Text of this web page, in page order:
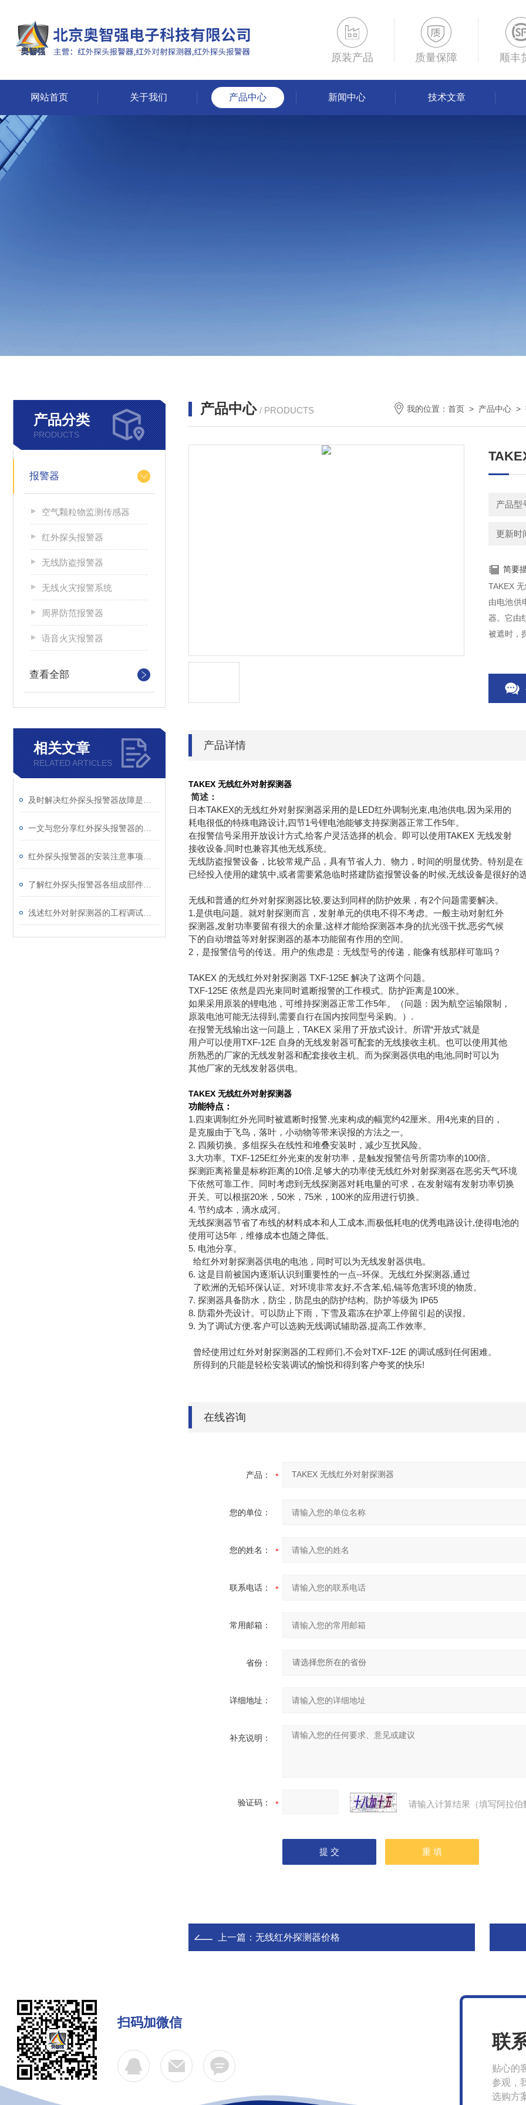
原装产品 质量保障 顺丰
网站首页 关于我们 产品中心 新闻中心 技术文章
产品分类
PRODUCTS
报警器
空气颗粒物监测传感器
红外探头报警器
无线防盗报警器
无线火灾报警系统
周界防范报警器
语音火灾报警器
查看全部
相关文章
RELATED ARTICLES
产品中心 / PRODUCTS 我的位置： 首页 > 产品中心 >
产品型
更新时
简要
TAKEX
由电池供
器。它由
被遮时，
产品详情
TAKEX 无线红外对射探测器
简述：
日本TAKEX的无线红外对射探测器采用的是LED红外调制光束,电池供电.因为采用的
耗电很低的特殊电路设计,四节1号锂电池能够支持探测器正常工作5年。
在报警信号采用开放设计方式,给客户灵活选择的机会。即可以使用TAKEX 无线发射
接收设备,同时也兼容其他无线系统。
无线防盗报警设备，比较常规产品，具有节省人力、物力，时间的明显优势。特别是在
已经投入使用的建筑中,或者需要紧急临时搭建防盗报警设备的时候,无线设备是很好的
无线和普通的红外对射探测器比较,要达到同样的防护效果，有2个问题需要解决。
1.是供电问题。就对射探测而言，发射单元的供电不得不考虑。一般主动对射红外
探测器,发射功率要留有很大的余量,这样才能给探测器本身的抗光强干扰,恶劣气候
下的自动增益等对射探测器的基本功能留有作用的空间。
2，是报警信号的传送。用户的焦虑是：无线型号的传递，能像有线那样可靠吗？
TAKEX 的无线红外对射探测器 TXF-125E 解决了这两个问题。
TXF-125E 依然是四光束同时遮断报警的工作模式。防护距离是100米。
如果采用原装的锂电池，可维持探测器正常工作5年。（问题：因为航空运输限制，
原装电池可能无法得到,需要自行在国内按同型号采购。）.
在报警无线输出这一问题上，TAKEX 采用了开放式设计。所谓“开放式"就是
用户可以使用TXF-12E 自身的无线发射器可配套的无线接收主机。也可以使用其他
所熟悉的厂家的无线发射器和配套接收主机。而为探测器供电的电池,同时可以为
其他厂家的无线发射器供电。
TAKEX 无线红外对射探测器
功能特点：
1.四束调制红外光同时被遮断时报警.光束构成的幅宽约42厘米。用4光束的目的，
是克服由于飞鸟，落叶，小动物等带来误报的方法之一。
2. 四频切换。多组探头在线性和堆叠安装时，减少互扰风险。
3.大功率。TXF-125E红外光束的发射功率，是触发报警信号所需功率的100倍。
探测距离裕量是标称距离的10倍.足够大的功率使无线红外对射探测器在恶劣天气环境
下依然可靠工作。同时考虑到无线探测器对耗电量的可求，在发射端有发射功率切换
开关。可以根据20米，50米，75米，100米的应用进行切换。
4. 节约成本，滴水成河。
无线探测器节省了布线的材料成本和人工成本,而极低耗电的优秀电路设计,使得电池的
使用可达5年，维修成本也随之降低。
5. 电池分享。
给红外对射探测器供电的电池，同时可以为无线发射器供电。
6. 这是目前被国内逐渐认识到重要性的一点--环保。无线红外探测器,通过
了欧洲的无铅环保认证。对环境非常友好,不含苯,铅,镉等危害环境的物质。
7. 探测器具备防水，防尘，防昆虫的防护结构。防护等级为 IP65
8. 防霜外壳设计。可以防止下雨，下雪及霜冻在护罩上停留引起的误报。
9. 为了调试方便.客户可以选购无线调试辅助器,提高工作效率。
曾经使用过红外对射探测器的工程师们,不会对TXF-12E 的调试感到任何困难。
所得到的只能是轻松安装调试的愉悦和得到客户夸奖的快乐!
在线咨询
产品：
您的单位：
您的姓名：
联系电话：
常用邮箱：
省份：
详细地址：
补充说明：
验证码： 请输入计算结果（填写阿拉
上一篇： 无线红外探测器价格
扫码加微信
联
贴心的
参观，
选购方